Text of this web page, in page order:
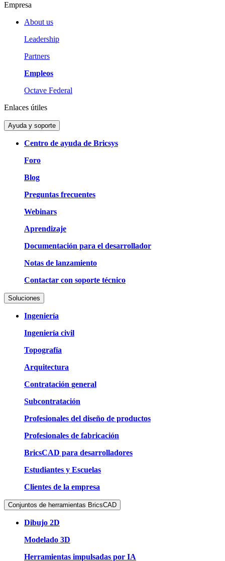
Empresa
About us
Leadership
Partners
Empleos
Octave Federal
Enlaces útiles
Ayuda y soporte
Centro de ayuda de Bricsys
Foro
Blog
Preguntas frecuentes
Webinars
Aprendizaje
Documentación para el desarrollador
Notas de lanzamiento
Contactar con soporte técnico
Soluciones
Ingeniería
Ingeniería civil
Topografía
Arquitectura
Contratación general
Subcontratación
Profesionales del diseño de productos
Profesionales de fabricación
BricsCAD para desarrolladores
Estudiantes y Escuelas
Clientes de la empresa
Conjuntos de herramientas BricsCAD
Dibujo 2D
Modelado 3D
Herramientas impulsadas por IA